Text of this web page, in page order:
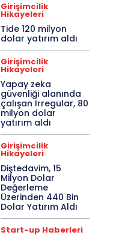
Girişimcilik
Hikayeleri
Tide 120 milyon
dolar yatırım aldı
Girişimcilik
Hikayeleri
Yapay zeka
güvenliği alanında
çalışan Irregular, 80
milyon dolar
yatırım aldı
Girişimcilik
Hikayeleri
Diştedavim, 15
Milyon Dolar
Değerleme
Üzerinden 440 Bin
Dolar Yatırım Aldı
Start-up Haberleri